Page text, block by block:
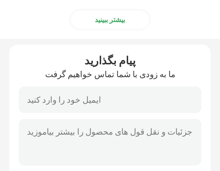
خانه
دربارهی ما
بیشتر ببینید
پیام بگذارید
ما به زودی با شما تماس خواهیم گرفت